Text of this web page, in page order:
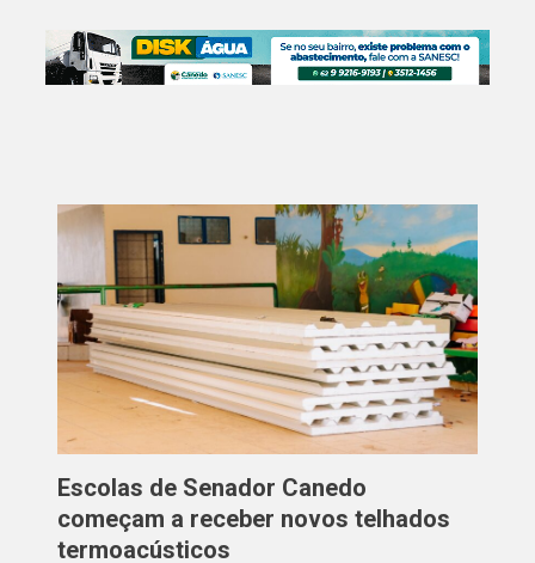
Escolas de Senador Canedo
começam a receber novos telhados
termoacústicos